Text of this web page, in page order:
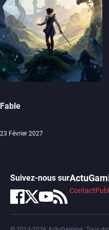
Fable
23 Février 2027
Suivez-nous sur
Contact